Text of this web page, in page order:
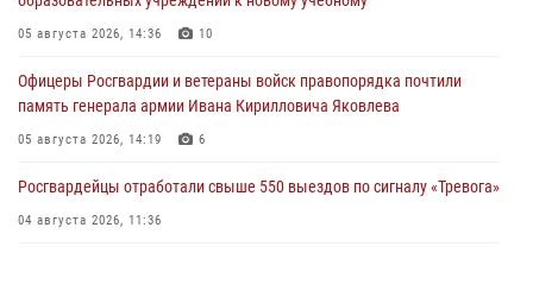
05 августа 2026, 14:36 10
Офицеры Росгвардии и ветераны войск правопорядка почтили
память генерала армии Ивана Кирилловича Яковлева
05 августа 2026, 14:19 6
Росгвардейцы отработали свыше 550 выездов по сигналу «Тревога»
04 августа 2026, 11:36